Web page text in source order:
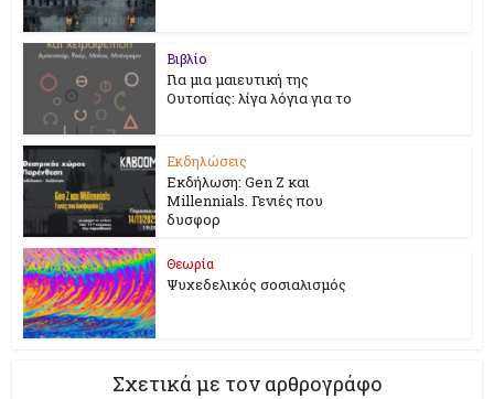
Βιβλίο
Για μια μαιευτική της
Ουτοπίας: λίγα λόγια για το
Εκδηλώσεις
Εκδήλωση: Gen Z και
Millennials. Γενιές που
δυσφορ
Θεωρία
Ψυχεδελικός σοσιαλισμός
Σχετικά με τον αρθρογράφο